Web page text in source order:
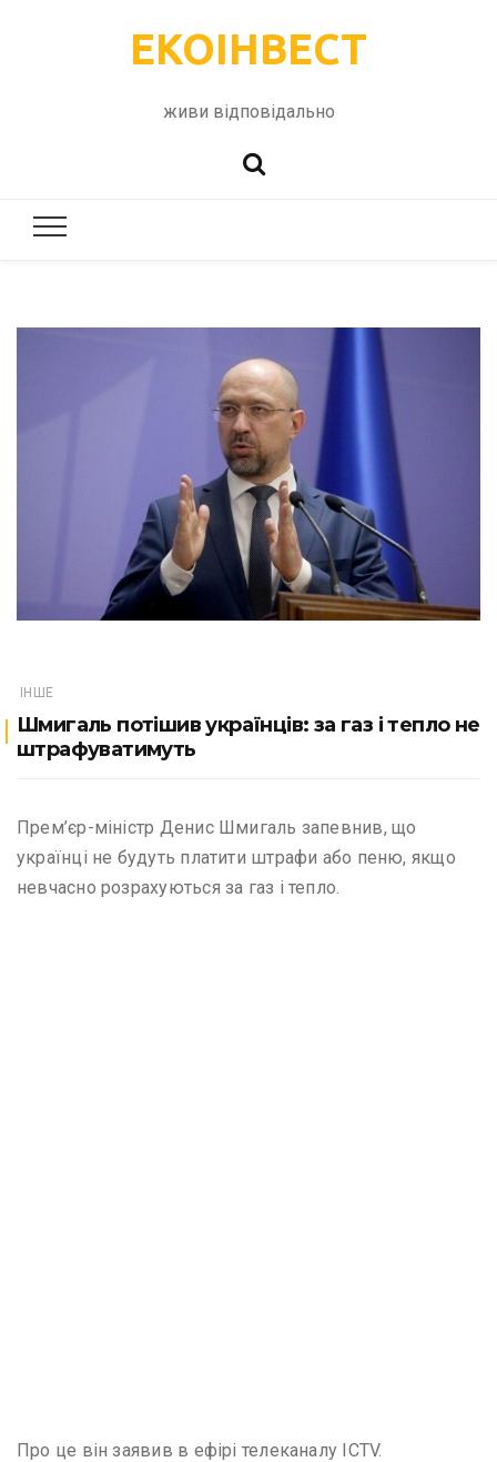
ЕКОІНВЕСТ
живи відповідально
ІНШЕ
Шмигаль потішив українців: за газ і тепло не
штрафуватимуть
Прем’єр-міністр Денис Шмигаль запевнив, що
українці не будуть платити штрафи або пеню, якщо
невчасно розрахуються за газ і тепло.
Про це він заявив в ефірі телеканалу ICTV.